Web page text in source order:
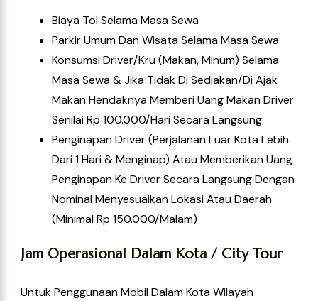
Biaya Tol Selama Masa Sewa
Parkir Umum Dan Wisata Selama Masa Sewa
Konsumsi Driver/kru (Makan, Minum) Selama
Masa Sewa & Jika Tidak Di Sediakan/di Ajak
Makan Hendaknya Memberi Uang Makan Driver
Senilai Rp 100.000/hari Secara Langsung.
Penginapan Driver (perjalanan Luar Kota Lebih
Dari 1 Hari & Menginap) Atau Memberikan Uang
Penginapan Ke Driver Secara Langsung Dengan
Nominal Menyesuaikan Lokasi Atau Daerah
(Minimal Rp 150.000/Malam)
Jam Operasional Dalam Kota / City Tour
Untuk Penggunaan Mobil Dalam Kota Wilayah